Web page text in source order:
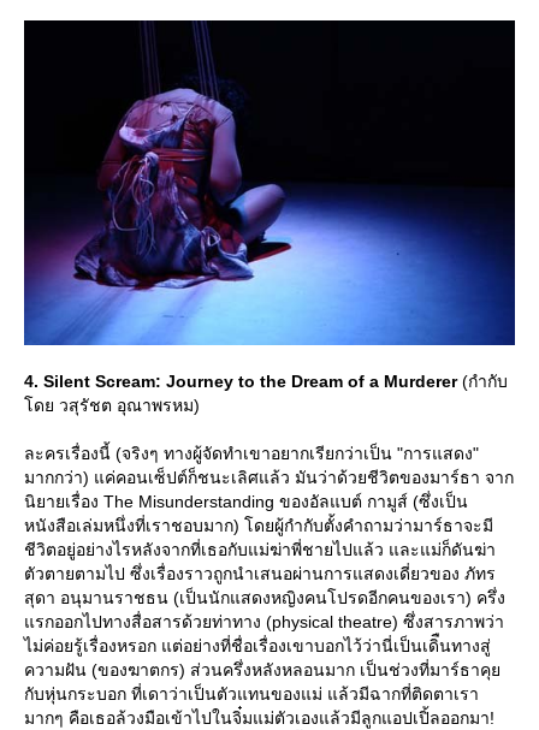
4. Silent Scream: Journey to the Dream of a Murderer(กำกับ
ดย วสุรัชต อุณาพรหม)
ละครเรื่องนี้ (จริงๆ ทางผู้จัดทำเขาอยากเรียกว่าเป็น "การแสดง"
มากกว่า) แค่คอนเซ็ปต์ก็ชนะเลิศแล้ว มันว่าด้วยชีวิตของมาร์ธา จาก
นิยายเรื่อง The Misunderstanding ของอัลแบต์ กามูส์ (ซึ่งเป็น
หนังสือเล่มหนึ่งที่เราชอบมาก) โดยผู้กำกับตั้งคำถามว่ามาร์ธาจะมี
ชีวิตอยู่อย่างไรหลังจากที่เธอกับแม่ฆ่าพี่ชายไปแล้ว และแม่ก็ดันฆ่า
ตัวตายตามไป ซึ่งเรื่องราวถูกนำเสนอผ่านการแสดงเดี่ยวของ ภัทร
สุดา อนุมานราชธน (เป็นนักแสดงหญิงคนโปรดอีกคนของเรา) ครึ่ง
รกออกไปทางสื่อสารด้วยท่าทาง (physical theatre) ซึ่งสารภาพว่า
ไม่ค่อยรู้เรื่องหรอก แต่อย่างที่ชื่อเรื่องเขาบอกไว้ว่านี่เป็นเดิืนทางสู่
ความฝัน (ของฆาตกร) ส่วนครึ่งหลังหลอนมาก เป็นช่วงที่มาร์ธาคุ
กับหุ่นกระบอก ที่เดาว่าเป็นตัวแทนของแม่ แล้วมีฉากที่ติดตาเรา
มากๆ คือเธอล้วงมือเข้าไปในจิ๋มแม่ตัวเองแล้วมีลูกแอปเปิ้ลออกมา!